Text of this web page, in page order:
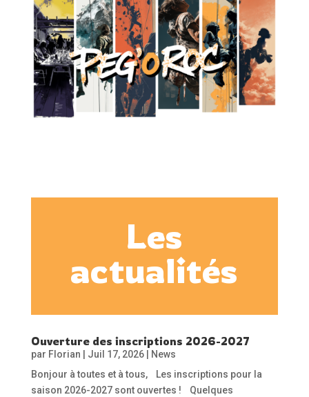
Les
actualités
Ouverture des inscriptions 2026-2027
par Florian Juil 17, 2026|
News
Bonjour à toutes et à tous, Les inscriptions pour la
saison 2026-2027 sont ouvertes ! Quelques